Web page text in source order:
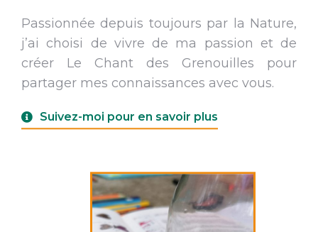
Passionnée depuis toujours par la Nature,
j’ai choisi de vivre de ma passion et de
créer Le Chant des Grenouilles pour
partager mes connaissances avec vous.
Suivez-moi pour en savoir plus